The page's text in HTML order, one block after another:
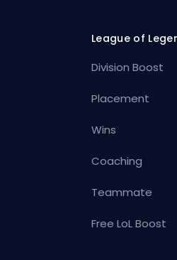
League of
Division Boost
Placement
Wins
Coaching
Teammate
Free LoL Boost